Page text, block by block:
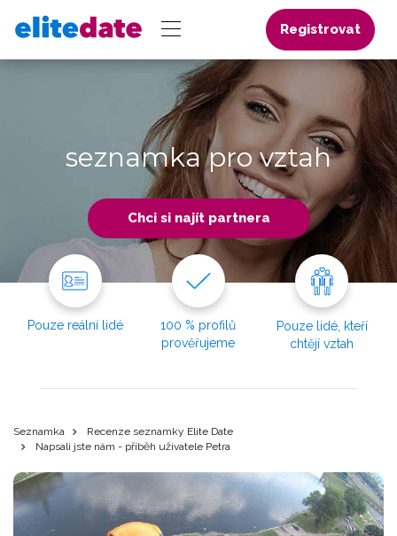
Registrovat
seznamka pro vztah
Chci si najít partnera
Pouze reální lidé
100 % profilů
prověřujeme
Pouze lidé, kteří
chtějí vztah
Seznamka
Recenze seznamky Elite Date
Napsali jste nám - příběh uživatele Petra